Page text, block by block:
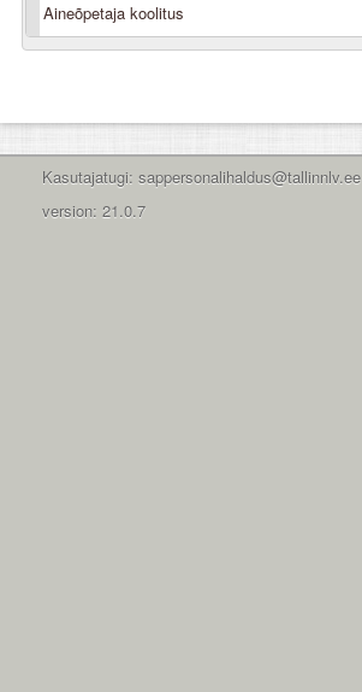
Aineõpetaja koolitus
Kasutajatugi: sappersonalihaldus@tallinnlv.ee
version: 21.0.7